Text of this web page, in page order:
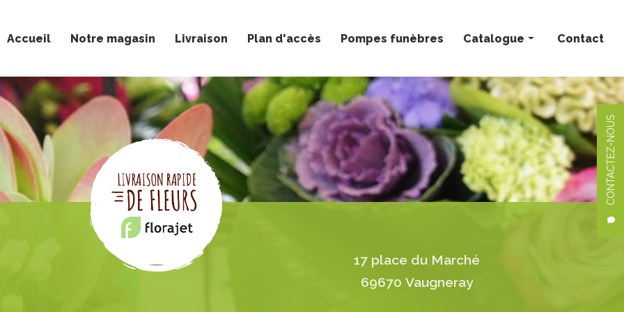
CONTACTEZ-NOUS
Accueil Notre magasin Livraison Plan d'accès Pompes funèbres Catalogue
Bouquets personnalisés
Compositions florales
Deuil
Mariage
Plantes
Contact
17 place du Marché
69670 Vaugneray